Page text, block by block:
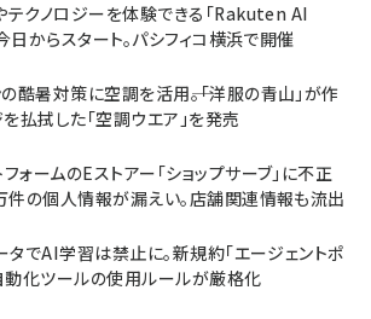
クノロジーを体験できる「Rakuten AI
からスタート。パシフィコ横浜で開催
酷暑対策に空調を活用――。「洋服の青山」が作
払拭した「空調ウエア」を発売
ォームのEストアー「ショップサーブ」に不正
件の個人情報が漏えい。店舗関連情報も流出
でAI学習は禁止に。新規約「エージェントポ
動化ツールの使用ルールが厳格化